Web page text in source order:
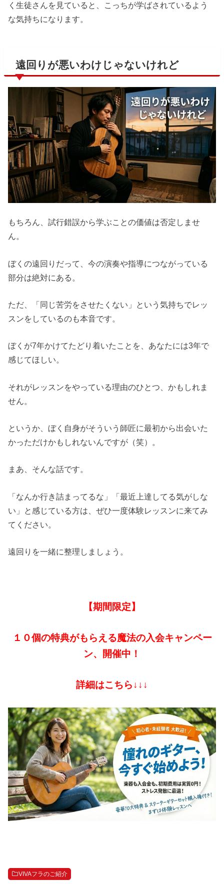
く生徒さんを見ていると、こっちが学ばされているよう
な気持ちになります。
遠回りが悪いわけじゃないけれど
もちろん、試行錯誤から学ぶことの価値は否定しませ
ん。
ぼくの遠回りだって、今の演奏や指導につながっている
部分は絶対にある。
ただ、「同じ苦労をさせたくない」という気持ちでレッ
スンをしているのも本音です。
ぼくが7年かけてたどり着いたことを、あなたには3年で
感じてほしい。
それがレッスンをやっている理由のひとつ、かもしれま
せん。
というか、ぼく自身がそういう師匠に最初から出会いた
かっただけかもしれないんですが（笑）。
まあ、そんな話です。
「なんか行き詰まってるな」「最近上達してる気がしな
い」と感じている方は、ぜひ一度体験レッスンに来てみ
てください。
遠回りを一緒に整理しましょう。
【期間限定】
１０個の特典がもらえる魔法の入会キャンペー
ン、開催中！
詳細はこちら↓↓↓
VIVAフラのご紹介